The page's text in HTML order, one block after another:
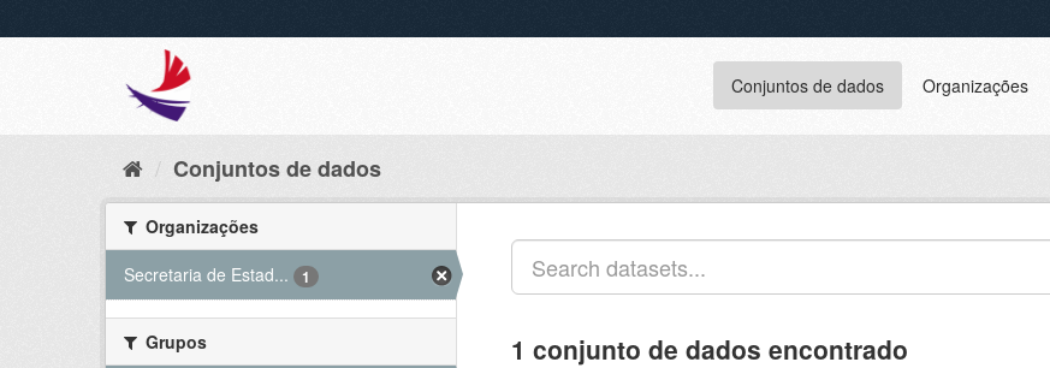
Conjuntos de dados Organizações
Conjuntos de dados
Organizações
Secretaria de Estad...
1
Grupos
1 conjunto de dados encontrado